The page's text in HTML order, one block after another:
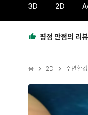
3D 2D
평점 만점의 리
홈 2D 주변환경